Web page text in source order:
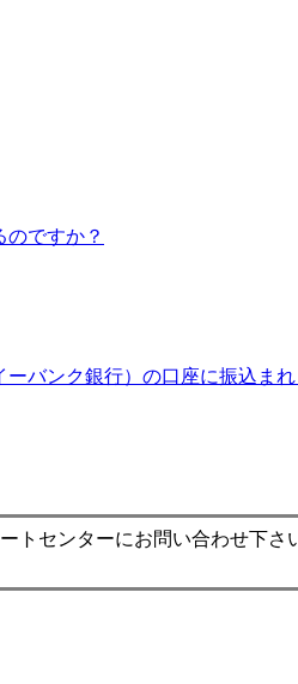
ですか？
バンク銀行）の口座に振込まれ
トセンターにお問い合わせ下さ